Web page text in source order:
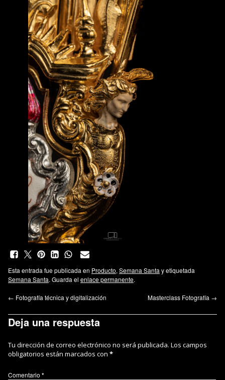
Esta entrada fue publicada en Producto, Semana Santa y etiquetada
Semana Santa. Guarda el enlace permanente.
← Fotografía técnica y digitalización Masterclass Fotografía →
Deja una respuesta
Tu dirección de correo electrónico no será publicada. Los campos
obligatorios están marcados con *
Comentario *